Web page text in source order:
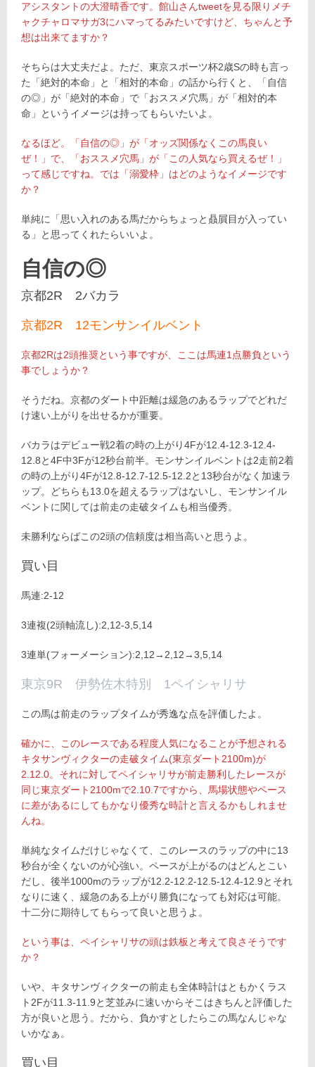
アシスタントの大澄晴香です。館山さんtweetを見る限りメチ
ャクチャロマサガ3にハマってるみたいですけど、ちゃんと予
想は出来てますか？
そちらは大丈夫だよ。ただ、東京スポーツ杯2歳Sの時も言っ
た「絶対的本命」と「相対的本命」の話から行くと、「自信
の◎」が「絶対的本命」で「おススメ穴馬」が「相対的本
命」というイメージは持ってもらいたいよ。
なるほど。「自信の◎」が「オッズ関係なくこの馬良い
ぜ！」で、「おススメ穴馬」が「この人気なら買えるぜ！」
って感じですね。では「溺愛枠」はどのようなイメージです
か？
単純に「思い入れのある馬だからちょっと贔屓目が入ってい
る」と思ってくれたらいいよ。
自信の◎
京都2R 2バカラ
京都2R 12モンサンイルベント
京都2Rは2頭推奨という事ですが、ここは馬連1点勝負という
事でしょうか？
そうだね。京都のダート中距離は緩急のあるラップでどれだ
け速い上がりを出せるかが重要。
バカラはデビュー戦2着の時の上がり4Fが12.4-12.3-12.4-
12.8と4F中3Fが12秒台前半。モンサンイルベントは2走前2着
の時の上がり4Fが12.8-12.7-12.5-12.2と13秒台がなく加速ラ
ップ。どちらも13.0を超えるラップはないし、モンサンイル
ベントに関しては前走の走破タイムも相当優秀。
未勝利ならばこの2頭の信頼度は相当高いと思うよ。
買い目
馬連:2-12
3連複(2頭軸流し):2,12-3,5,14
3連単(フォーメーション):2,12→2,12→3,5,14
東京9R 伊勢佐木特別 1ペイシャリサ
この馬は前走のラップタイムが秀逸な点を評価したよ。
確かに、このレースである程度人気になることが予想される
キタサンヴィクターの走破タイム(東京ダート2100m)が
2.12.0。それに対してペイシャリサが前走勝利したレースが
同じ東京ダート2100mで2.10.7ですから、馬場状態やペース
に差があるにしてもかなり優秀な時計と言えるかもしれませ
んね。
単純なタイムだけじゃなくて、このレースのラップの中に13
秒台が全くないのが心強い。ペースが上がるのはどんとこい
だし、後半1000mのラップが12.2-12.2-12.5-12.4-12.9とそれ
なりに速く、緩急のある上がり勝負になっても対応は可能。
十二分に期待してもらって良いと思うよ。
という事は、ペイシャリサの頭は鉄板と考えて良さそうです
か？
いや、キタサンヴィクターの前走も全体時計はともかくラス
ト2Fが11.3-11.9と芝並みに速いからそこはきちんと評価した
方が良いと思う。だから、負かすとしたらこの馬なんじゃな
いかなぁ。
買い目